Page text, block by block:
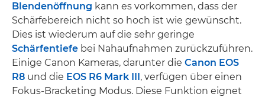
Blendenöffnung kann es vorkommen, dass der
Schärfebereich nicht so hoch ist wie gewünscht.
Dies ist wiederum auf die sehr geringe
Schärfentiefe bei Nahaufnahmen zurückzuführen.
Einige Canon Kameras, darunter die Canon EOS
R8 und die EOS R6 Mark III, verfügen über einen
Fokus-Bracketing Modus. Diese Funktion eignet